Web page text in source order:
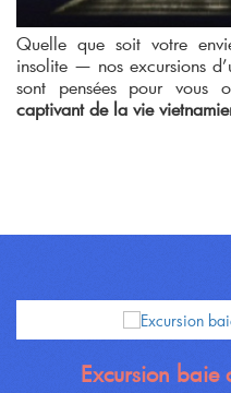
Quelle que soit votre
insolite — nos excursions
sont pensées pour vous
captivant de la vie
Excursion baie